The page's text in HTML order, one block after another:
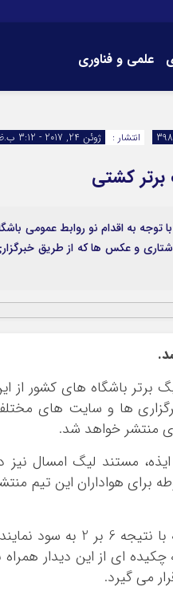
علمی و فناوری
انتشار :
ژوئن 24, 2017 - 3:12 ب.ظ
برتر کشتی
توجه به اقدام نو روابط عمومی
و عکس ها که از طریق
برتر باشگاه های کشور از
ها و سایت های
منتشر خواهد شد.
مستند لیگ امسال نیز
برای هواداران این تیم
دیدار تیم های سینا صنعت ایذه و رعد پدافند تهران روز پنجشنبه هفته گذشته با نتیجه 6 بر 2
ای از این دیدار همراه
می گیرد.